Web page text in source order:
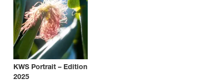
KWS Portrait – Edition
2025